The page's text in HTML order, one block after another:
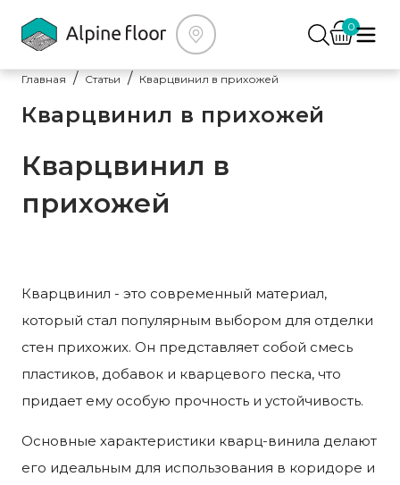
0
Главная Статьи Кварцвинил в прихожей
Кварцвинил в прихожей
Кварцвинил в
прихожей
Кварцвинил - это современный материал,
который стал популярным выбором для отделки
стен прихожих. Он представляет собой смесь
пластиков, добавок и кварцевого песка, что
придает ему особую прочность и устойчивость.
Основные характеристики кварц-винила делают
его идеальным для использования в коридоре и